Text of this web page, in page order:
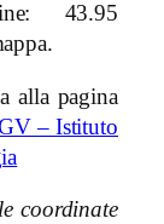
43.95
alla pagina
– Istituto
coordinate